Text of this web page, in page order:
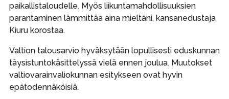
paikallistaloudelle. Myös liikuntamahdollisuuksien
parantaminen lämmittää aina mieltäni, kansanedustaja
Kiuru korostaa.
Valtion talousarvio hyväksytään lopullisesti eduskunnan
täysistuntokäsittelyssä vielä ennen joulua. Muutokset
valtiovarainvaliokunnan esitykseen ovat hyvin
epätodennäköisiä.